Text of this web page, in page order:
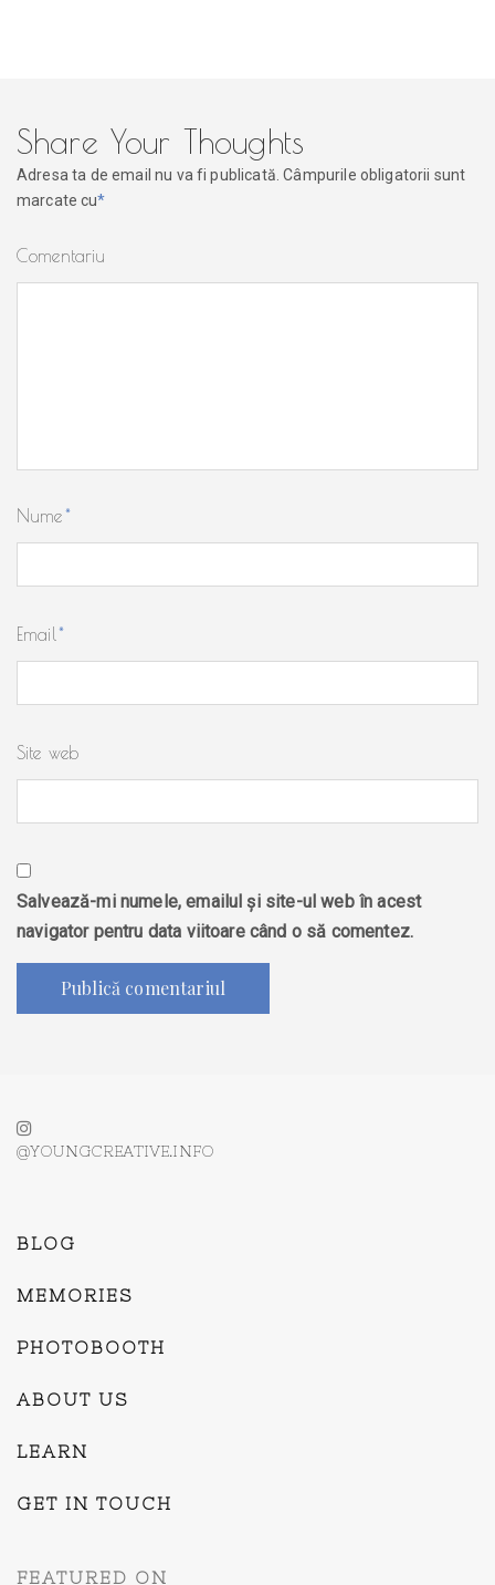
Share Your Thoughts
Adresa ta de email nu va fi publicată. Câmpurile obligatorii sunt
marcate cu*
Comentariu
Nume*
Email*
Site web
Salvează-mi numele, emailul și site-ul web în acest
navigator pentru data viitoare când o să comentez.
@YOUNGCREATIVE.INFO
BLOG
MEMORIES
PHOTOBOOTH
ABOUT US
LEARN
GET IN TOUCH
FEATURED ON